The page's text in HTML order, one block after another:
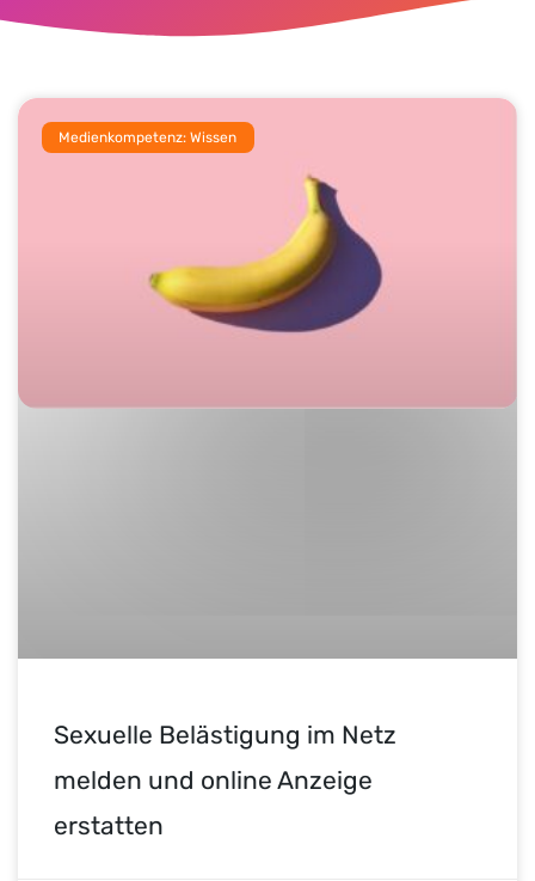
Medienkompetenz: Wissen
Sexuelle Belästigung im Netz
melden und online Anzeige
erstatten